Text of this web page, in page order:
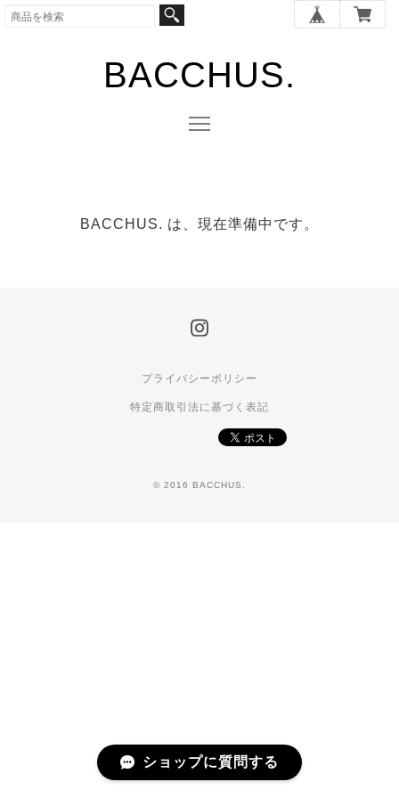
BACCHUS.
BACCHUS. は、現在準備中です。
プライバシーポリシー
特定商取引法に基づく表記
© 2016 BACCHUS.
ショップに質問する